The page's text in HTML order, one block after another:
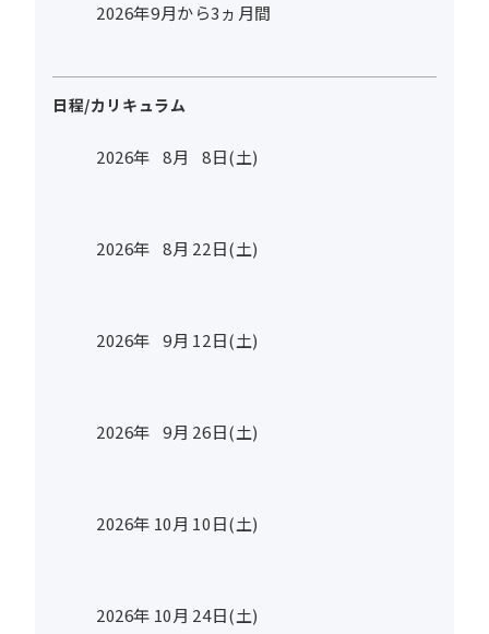
2026年9月から3ヵ月間
日程/カリキュラム
2026年 8月 8日(土)
2026年 8月 22日(土)
2026年 9月 12日(土)
2026年 9月 26日(土)
2026年 10月 10日(土)
2026年 10月 24日(土)